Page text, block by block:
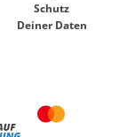
Schutz
Deiner Daten